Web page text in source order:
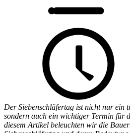
Der Siebenschläfertag ist nicht nur ein
sondern auch ein wichtiger Termin für
diesem Artikel beleuchten wir die